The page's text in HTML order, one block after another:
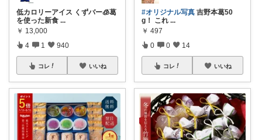
低カロリーアイス くずバー🧊葛
を使った新食 ...
￥ 13,000
4 1 940
コレ いいね
#オリジナル写真 吉野本葛50
g！ これ ...
￥ 497
0 0 14
コレ いいね